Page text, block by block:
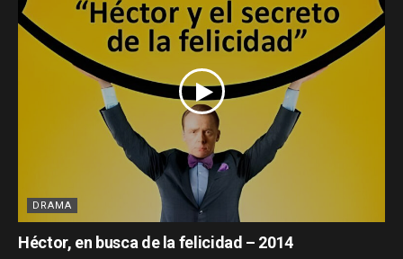
DRAMA
Héctor, en busca de la felicidad – 2014